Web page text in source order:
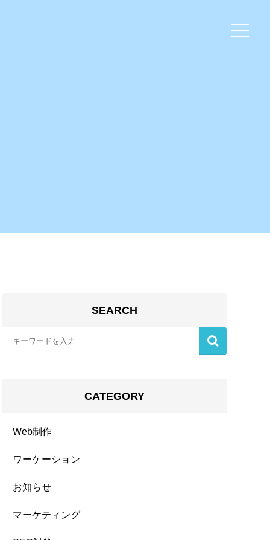
SEARCH
CATEGORY
Web制作
ワーケーション
お知らせ
マーケティング